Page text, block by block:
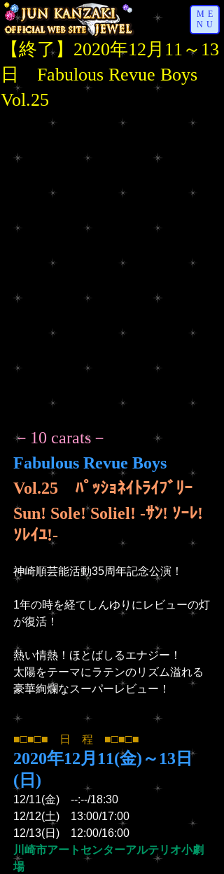
ME
NU
【終了】2020年12月11～13
日 Fabulous Revue Boys
Vol.25
－10 carats－
Fabulous Revue Boys
Vol.25　ﾊﾟｯｼｮﾈｲﾄﾗｲﾌﾞﾘｰ
Sun! Sole! Soliel! -ｻﾝ! ｿｰﾚ!
ｿﾚｲﾕ!-
神崎順芸能活動35周年記念公演！
1年の時を経てしんゆりにレビューの灯
が復活！
熱い情熱！ほとばしるエナジー！
太陽をテーマにラテンのリズム溢れる
豪華絢爛なスーパーレビュー！
■□■□■　日　程　■□■□■
2020年12月11(金)～13日
(日)
12/11(金)　--:--/18:30
12/12(土)　13:00/17:00
12/13(日)　12:00/16:00
川崎市アートセンターアルテリオ小劇
場